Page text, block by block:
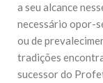
a seu alcance
necessário opor-
ou de
tradições
sucessor do